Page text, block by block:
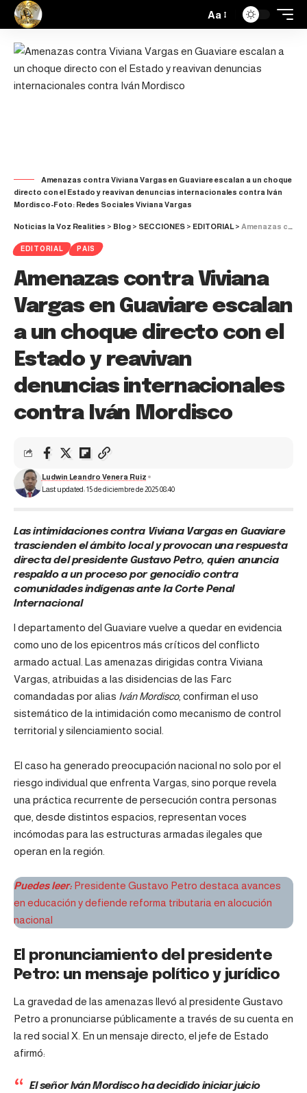
Aa
Amenazas contra Viviana Vargas en Guaviare escalan a un choque
directo con el Estado y reavivan denuncias internacionales contra Iván
Mordisco-Foto: Redes Sociales Viviana Vargas
Noticias la Voz Realities > Blog > SECCIONES > EDITORIAL > Amenazas contra Viviana Vargas en Guaviare escalan a un choque directo con el Estado y reavivan denuncias internacionales contra Iván Mordisco
EDITORIAL PAIS
Amenazas contra Viviana
Vargas en Guaviare escalan
a un choque directo con el
Estado y reavivan
denuncias internacionales
contra Iván Mordisco
Last updated: 15 de diciembre de 2025 08:40
Ludwin Leandro Venera Ruiz
Las intimidaciones contra Viviana Vargas en Guaviare
trascienden el ámbito local y provocan una respuesta
directa del presidente Gustavo Petro, quien anuncia
respaldo a un proceso por genocidio contra
comunidades indígenas ante la Corte Penal
Internacional
l departamento del Guaviare vuelve a quedar en evidencia
como uno de los epicentros más críticos del conflicto
armado actual. Las amenazas dirigidas contra Viviana
Vargas, atribuidas a las disidencias de las Farc
comandadas por alias Iván Mordisco, confirman el uso
sistemático de la intimidación como mecanismo de control
territorial y silenciamiento social.
El caso ha generado preocupación nacional no solo por el
riesgo individual que enfrenta Vargas, sino porque revela
una práctica recurrente de persecución contra personas
que, desde distintos espacios, representan voces
incómodas para las estructuras armadas ilegales que
operan en la región.
Puedes leer: Presidente Gustavo Petro destaca avances
en educación y defiende reforma tributaria en alocución
nacional
El pronunciamiento del presidente
Petro: un mensaje político y jurídico
La gravedad de las amenazas llevó al presidente Gustavo
Petro a pronunciarse públicamente a través de su cuenta en
la red social X. En un mensaje directo, el jefe de Estado
afirmó:
El señor Iván Mordisco ha decidido iniciar juicio